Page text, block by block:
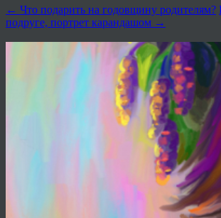
← Что подарить на годовщину родителям?
подруге, портрет карандашом →